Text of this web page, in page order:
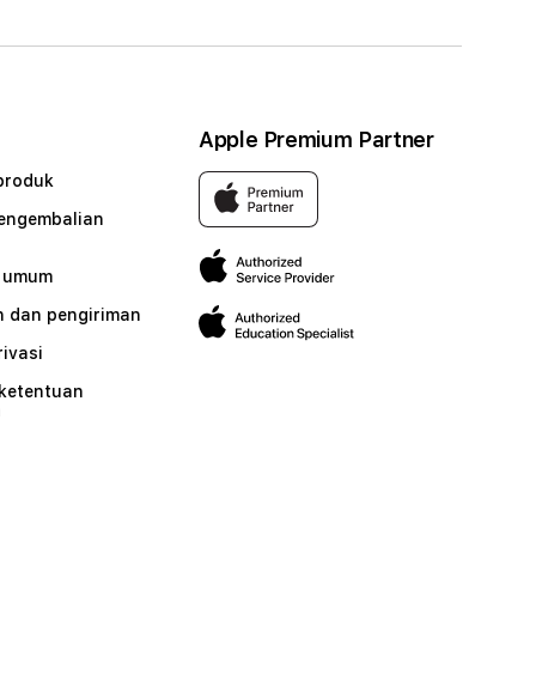
dan pengiriman
Apple Premium Partner